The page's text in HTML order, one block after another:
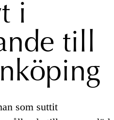
i
till
som suttit